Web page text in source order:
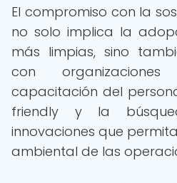
El compromiso con la
no solo implica la
más limpias, sino
con
capacitación del
friendly y la
innovaciones que
ambiental de las